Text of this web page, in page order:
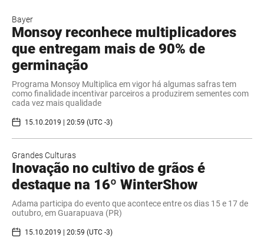
Bayer
Monsoy reconhece multiplicadores
que entregam mais de 90% de
germinação
Programa Monsoy Multiplica em vigor há algumas safras tem
como finalidade incentivar parceiros a produzirem sementes com
cada vez mais qualidade
15.10.2019 | 20:59 (UTC -3)
Grandes Culturas
Inovação no cultivo de grãos é
destaque na 16º WinterShow
Adama participa do evento que acontece entre os dias 15 e 17 de
outubro, em Guarapuava (PR)
15.10.2019 | 20:59 (UTC -3)